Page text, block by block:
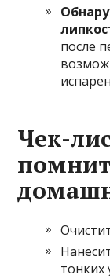
после
Чек-
тонких